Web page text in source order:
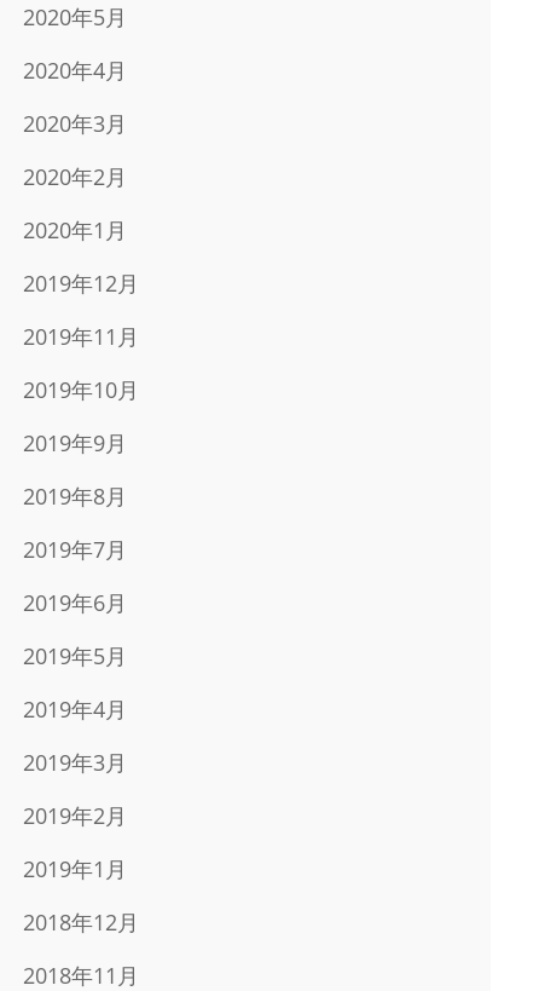
2020年5月
2020年4月
2020年3月
2020年2月
2020年1月
2019年12月
2019年11月
2019年10月
2019年9月
2019年8月
2019年7月
2019年6月
2019年5月
2019年4月
2019年3月
2019年2月
2019年1月
2018年12月
2018年11月